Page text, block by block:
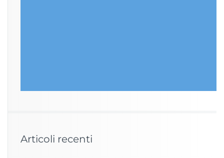
Articoli recenti